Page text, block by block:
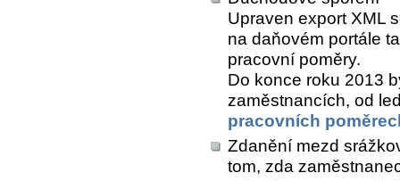
Upraven export XML
na daňovém portále
pracovní poměry.
Do konce roku 2013
zaměstnancích, od
pracovních
Zdanění mezd
tom, zda